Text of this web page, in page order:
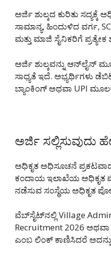
ಅರ್ಜಿ ಶುಲ್ಕದ ಕುರಿತು ಸದ್ಯಕ್ಕೆ
ಸಾಮಾನ್ಯ, ಹಿಂದುಳಿದ ವರ್ಗ,
ಮತ್ತು ಮಾಜಿ ಸೈನಿಕರಿಗೆ ಪ್ರತ್ಯೇಕ
ಅರ್ಜಿ ಶುಲ್ಕವನ್ನು ಆನ್‌ಲೈನ್
ಸಾಧ್ಯತೆ ಇದೆ. ಅಭ್ಯರ್ಥಿಗಳು
ಬ್ಯಾಂಕಿಂಗ್ ಅಥವಾ UPI
ಅರ್ಜಿ ಸಲ್ಲಿಸುವುದು
ಅಧಿಕೃತ ಅಧಿಸೂಚನೆ
ಕಂದಾಯ ಇಲಾಖೆಯ ಅಧಿಕೃತ
ನಡೆಸುವ ಸಂಸ್ಥೆಯ ಅಧಿಕೃತ
ವೆಬ್‌ಸೈಟ್‌ನಲ್ಲಿ Village
Recruitment 2026 ಅಥವಾ
ಎಂಬ ಲಿಂಕ್ ಕಾಣಿಸಿದರೆ